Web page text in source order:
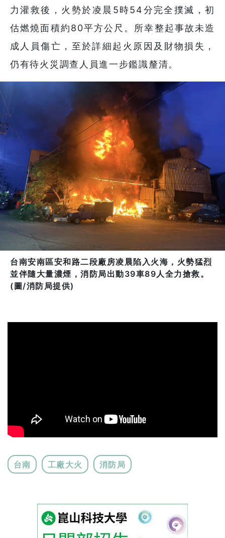
力灌救後，火勢於凌晨5時54分完全撲滅，初
估燃燒面積約80平方公尺。所幸整起事故未造
成人員傷亡，至於詳細起火原因及財物損失，
仍有待火災調查人員進一步鑑識釐清。
台南安南區安和路二段廠房凌晨陷入火海，火勢猛烈
並伴隨大量濃煙，消防局出動39車89人全力搶救。
(圖/消防局提供)
台南 工廠大火 消防局